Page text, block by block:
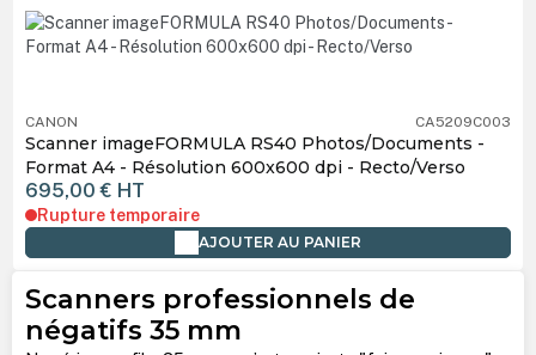
CANON CA5209C003
Scanner imageFORMULA RS40 Photos/Documents -
Format A4 - Résolution 600x600 dpi - Recto/Verso
695,00 € HT
Rupture temporaire
AJOUTER AU PANIER
Scanners professionnels de
négatifs 35 mm